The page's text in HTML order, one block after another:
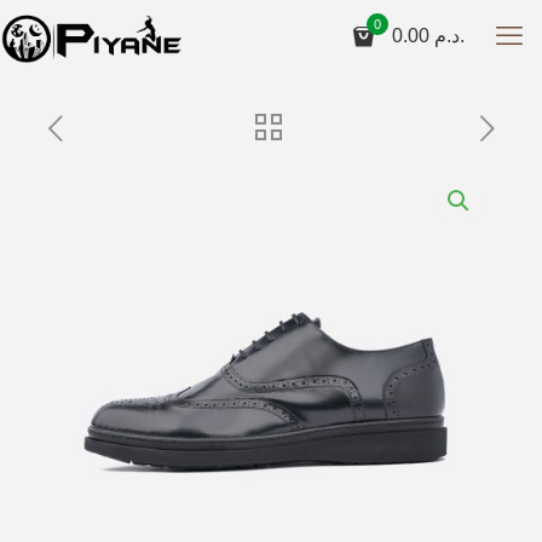
0
0.00 د.م.